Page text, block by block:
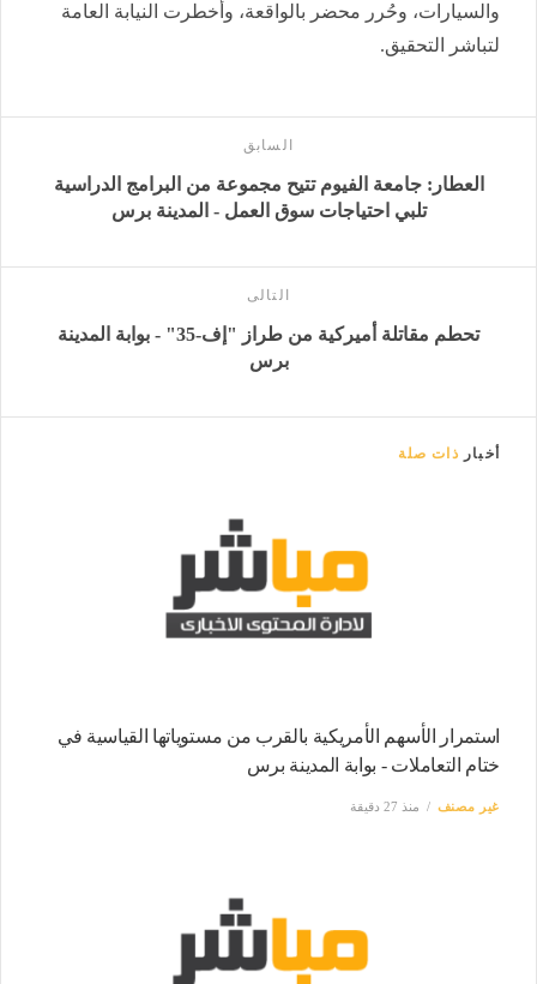
والسيارات، وحُرر محضر بالواقعة، وأُخطرت النيابة العامة
لتباشر التحقيق.
السابق
العطار: جامعة الفيوم تتيح مجموعة من البرامج الدراسية
تلبي احتياجات سوق العمل - المدينة برس
التالى
تحطم مقاتلة أميركية من طراز "إف-35" - بوابة المدينة
برس
أخبار ذات صلة
استمرار الأسهم الأمريكية بالقرب من مستوياتها القياسية في
ختام التعاملات - بوابة المدينة برس
غير مصنف منذ 27 دقيقة